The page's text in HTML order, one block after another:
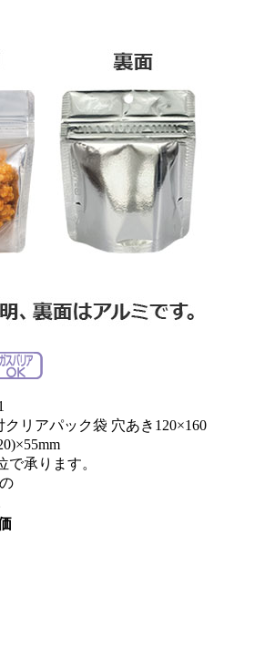
リアパック袋 穴あき120×160
で承ります。